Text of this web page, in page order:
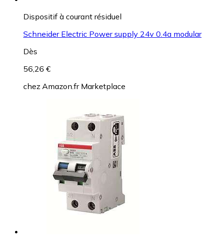
Dispositif à courant résiduel
Schneider Electric Power supply 24v 0.4a modular
Dès
56,26 €
chez Amazon.fr Marketplace